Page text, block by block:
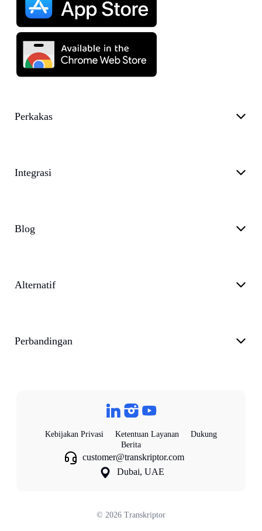
Perkakas
Integrasi
Blog
Alternatif
Perbandingan
Kebijakan Privasi Ketentuan Layanan
Dukung
Berita
customer@transkriptor.com
Dubai, UAE
© 2026 Transkriptor